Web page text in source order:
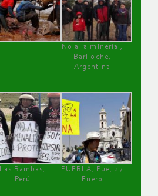
No a la minería ,
Bariloche,
Argentina
Las Bambas,
Perú
PUEBLA, Pue, 27
Enero